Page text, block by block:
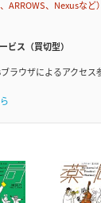
ARROWS、Nexusな
ビス（買切型）
ラウザによるアクセス